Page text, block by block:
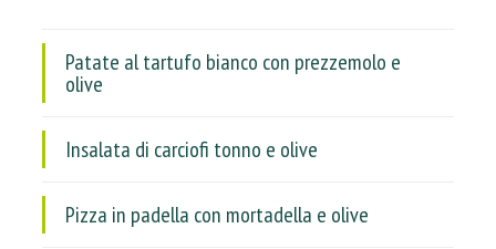
Patate al tartufo bianco con prezzemolo e
olive
Insalata di carciofi tonno e olive
Pizza in padella con mortadella e olive